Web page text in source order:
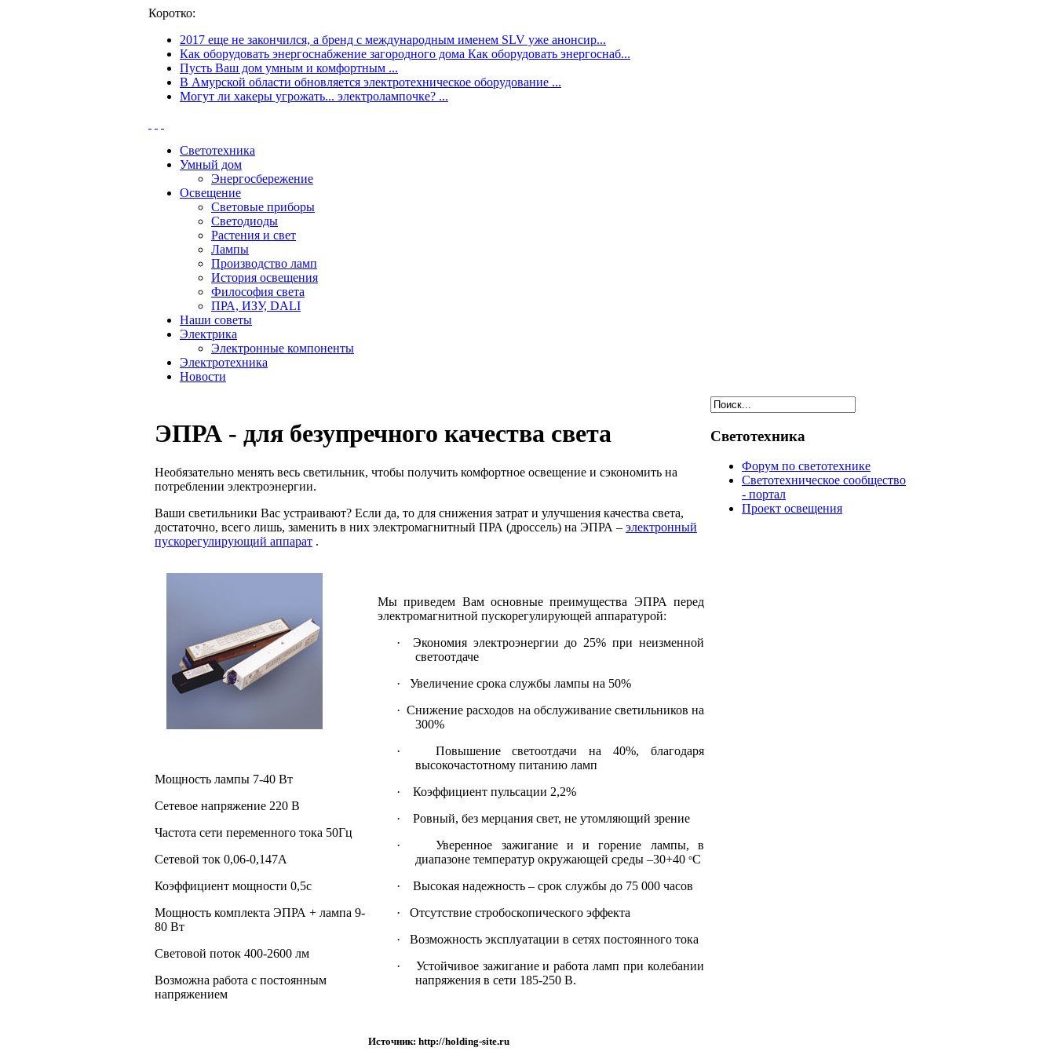
Коротко:
2017 еще не закончился, а бренд с международным именем SLV уже анонсир...
Как оборудовать энергоснабжение загородного дома Как оборудовать энергоснаб...
Пусть Ваш дом умным и комфортным ...
В Амурской области обновляется электротехническое оборудование ...
Могут ли хакеры угрожать... электролампочке? ...
Светотехника
Умный дом
Энергосбережение
Освещение
Световые приборы
Светодиоды
Растения и свет
Лампы
Производство ламп
История освещения
Философия света
ПРА, ИЗУ, DALI
Наши советы
Электрика
Электронные компоненты
Электротехника
Новости
ЭПРА - для безупречного качества света
Необязательно менять весь светильник, чтобы получить комфортное освещение и сэкономить на
потреблении электроэнергии.
Ваши светильники Вас устраивают? Если да, то для снижения затрат и улучшения качества света,
достаточно, всего лишь, заменить в них электромагнитный ПРА (дроссель) на ЭПРА – электронный
пускорегулирующий аппарат .
Мощность лампы 7-40 Вт
Сетевое напряжение 220 В
Частота сети переменного тока 50Гц
Сетевой ток 0,06-0,147А
Коэффициент мощности 0,5с
Мощность комплекта ЭПРА + лампа 9-
80 Вт
Световой поток 400-2600 лм
Возможна работа с постоянным
напряжением
Мы приведем Вам основные преимущества ЭПРА перед
электромагнитной пускорегулирующей аппаратурой:
· Экономия электроэнергии до 25% при неизменной
светоотдаче
· Увеличение срока службы лампы на 50%
· Снижение расходов на обслуживание светильников на
300%
· Повышение светоотдачи на 40%, благодаря
высокочастотному питанию ламп
· Коэффициент пульсации 2,2%
· Ровный, без мерцания свет, не утомляющий зрение
· Уверенное зажигание и и горение лампы, в
диапазоне температур окружающей среды –30+40 °С
· Высокая надежность – срок службы до 75 000 часов
· Отсутствие стробоскопического эффекта
· Возможность эксплуатации в сетях постоянного тока
· Устойчивое зажигание и работа ламп при колебании
напряжения в сети 185-250 В.
Источник: http://holding-site.ru
Светотехника
Форум по светотехнике
Светотехническое сообщество
- портал
Проект освещения